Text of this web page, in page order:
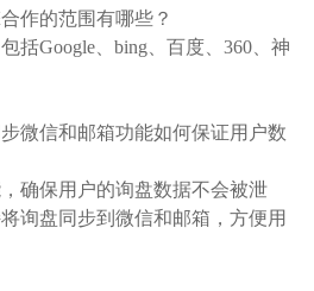
作的范围有哪些？
括Google、bing、百度、360、神
微信和邮箱功能如何保证用户数
确保用户的询盘数据不会被泄
询盘同步到微信和邮箱，方便用